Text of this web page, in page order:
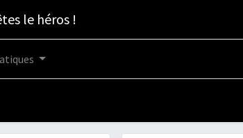
le héros !